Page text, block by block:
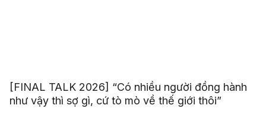
[FINAL TALK 2026] “Có nhiều người đồng hành
như vậy thì sợ gì, cứ tò mò về thế giới thôi”